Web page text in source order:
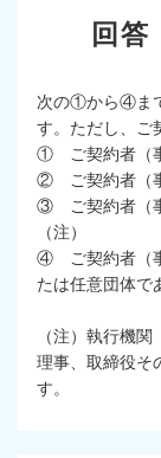
次の①から④ま
す。ただし、ご
① ご契約者（事
② ご契約者（
③ ご契約者（事
（注）
④ ご契約者（事
たは任意団体で
（注）執行機関
理事、取締役そ
す。